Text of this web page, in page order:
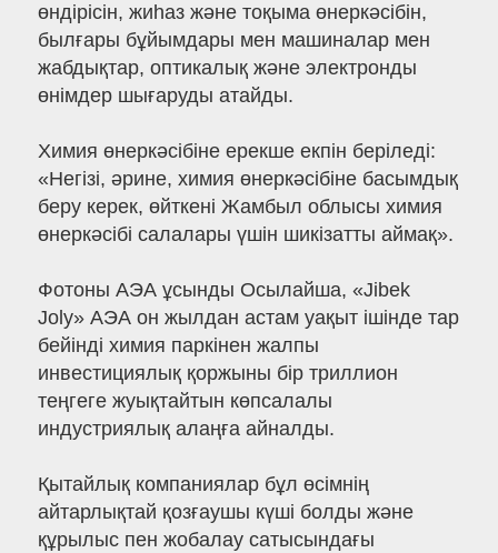
өндірісін, жиһаз және тоқыма өнеркәсібін,
былғары бұйымдары мен машиналар мен
жабдықтар, оптикалық және электронды
өнімдер шығаруды атайды.
Химия өнеркәсібіне ерекше екпін беріледі:
«Негізі, әрине, химия өнеркәсібіне басымдық
беру керек, өйткені Жамбыл облысы химия
өнеркәсібі салалары үшін шикізатты аймақ».
Фотоны АЭА ұсынды Осылайша, «Jibek
Joly» АЭА он жылдан астам уақыт ішінде тар
бейінді химия паркінен жалпы
инвестициялық қоржыны бір триллион
теңгеге жуықтайтын көпсалалы
индустриялық алаңға айналды.
Қытайлық компаниялар бұл өсімнің
айтарлықтай қозғаушы күші болды және
құрылыс пен жобалау сатысындағы